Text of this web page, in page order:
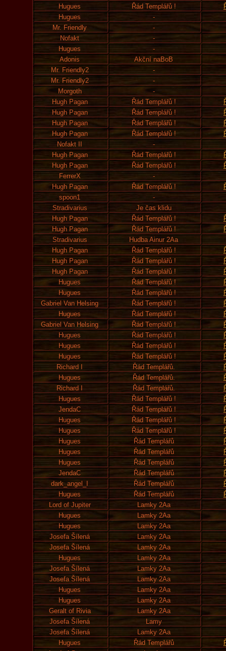
Hugues
Řád Templářů !
Hugues
-
Mr. Friendly
-
Nofakt
-
Hugues
-
Adonis
Akční naBoB
Mr. Friendly2
-
Mr. Friendly2
-
Morgoth
-
Hugh Pagan
Řád Templářů !
Hugh Pagan
Řád Templářů !
Hugh Pagan
Řád Templářů !
Hugh Pagan
Řád Templářů !
Nofakt II
-
Hugh Pagan
Řád Templářů !
Hugh Pagan
Řád Templářů !
FerrerX
-
Hugh Pagan
Řád Templářů !
spoon1
-
Stradivarius
Je čas klidu
Hugh Pagan
Řád Templářů !
Hugh Pagan
Řád Templářů !
Stradivarius
Hudba Ainur 2Aa
Hugh Pagan
Řád Templářů !
Hugh Pagan
Řád Templářů !
Hugh Pagan
Řád Templářů !
Hugues
Řád Templářů !
Hugues
Řád Templářů !
Gabriel Van Helsing
Řád Templářů !
Hugues
Řád Templářů !
Gabriel Van Helsing
Řád Templářů !
Hugues
Řád Templářů !
Hugues
Řád Templářů !
Hugues
Řád Templářů !
Richard I
Řád Templářů.
Hugues
Řád Templářů.
Richard I
Řád Templářů.
Hugues
Řád Templářů !
JendaC
Řád Templářů !
Hugues
Řád Templářů !
Hugues
Řád Templářů !
Hugues
Řád Templářů
Hugues
Řád Templářů
Hugues
Řád Templářů
JendaC
Řád Templářů
dark_angel_I
Řád Templářů
Hugues
Řád Templářů
Lord of Jupiter
Lamky 2Aa
Hugues
Lamky 2Aa
Hugues
Lamky 2Aa
Josefa Šílená
Lamky 2Aa
Josefa Šílená
Lamky 2Aa
Hugues
Lamky 2Aa
Josefa Šílená
Lamky 2Aa
Josefa Šílená
Lamky 2Aa
Hugues
Lamky 2Aa
Hugues
Lamky 2Aa
Geralt of Rivia
Lamky 2Aa
Josefa Šílená
Lamy
Josefa Šílená
Lamky 2Aa
Hugues
Řád Templářů